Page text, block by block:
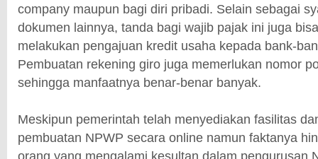
company maupun bagi diri pribadi. Selain sebagai
dokumen lainnya, tanda bagi wajib pajak ini juga
melakukan pengajuan kredit usaha kepada bank-
Pembuatan rekening giro juga memerlukan nomor
sehingga manfaatnya benar-benar banyak.
Meskipun pemerintah telah menyediakan fasilitas
pembuatan NPWP secara online namun faktanya
orang yang mengalami kesultan dalam pengurusan